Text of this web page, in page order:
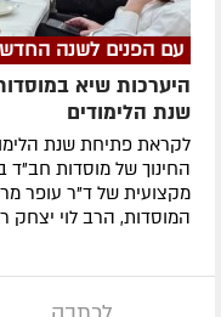
עם הפנים לשנה
היערכות שיא
שנת הלימודים
לקראת פתיחת שנת
החינוך של מוסדות
מקצועית של ד"ר עופר
המוסדות, הרב לוי יצחק